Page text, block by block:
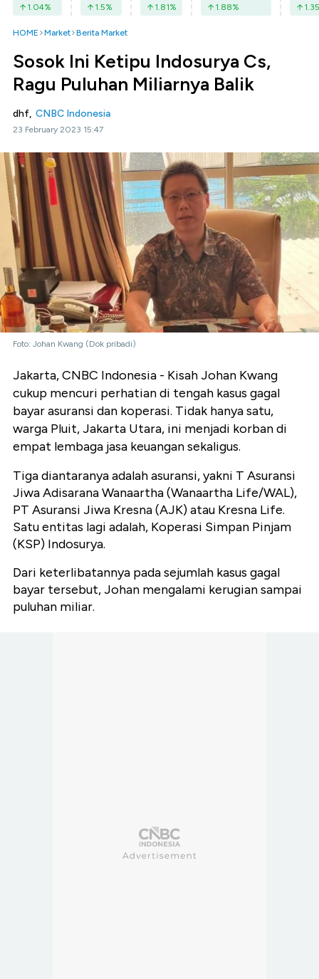
1.04% 1.5% 1.81% 1.88% 1.35
HOME Market Berita Market
Sosok Ini Ketipu Indosurya Cs,
Ragu Puluhan Miliarnya Balik
dhf, CNBC Indonesia
23 February 2023 15:47
Foto: Johan Kwang (Dok pribadi)
Jakarta, CNBC Indonesia - Kisah Johan Kwang
cukup mencuri perhatian di tengah kasus gagal
bayar asuransi dan koperasi. Tidak hanya satu,
warga Pluit, Jakarta Utara, ini menjadi korban di
empat lembaga jasa keuangan sekaligus.
Tiga diantaranya adalah asuransi, yakni T Asuransi
Jiwa Adisarana Wanaartha (Wanaartha Life/WAL),
PT Asuransi Jiwa Kresna (AJK) atau Kresna Life.
Satu entitas lagi adalah, Koperasi Simpan Pinjam
(KSP) Indosurya.
Dari keterlibatannya pada sejumlah kasus gagal
bayar tersebut, Johan mengalami kerugian sampai
puluhan miliar.